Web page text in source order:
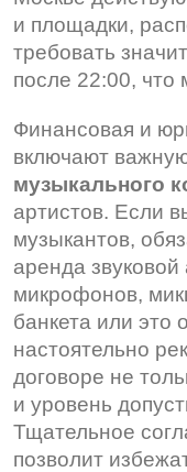
и площадки,
требовать
после 22:00, что
Финансовая и
включают
музыкального
артистов. Если
музыкантов,
аренда
микрофонов,
банкета или это
настоятельно
договоре не
и уровень
Тщательное
позволит